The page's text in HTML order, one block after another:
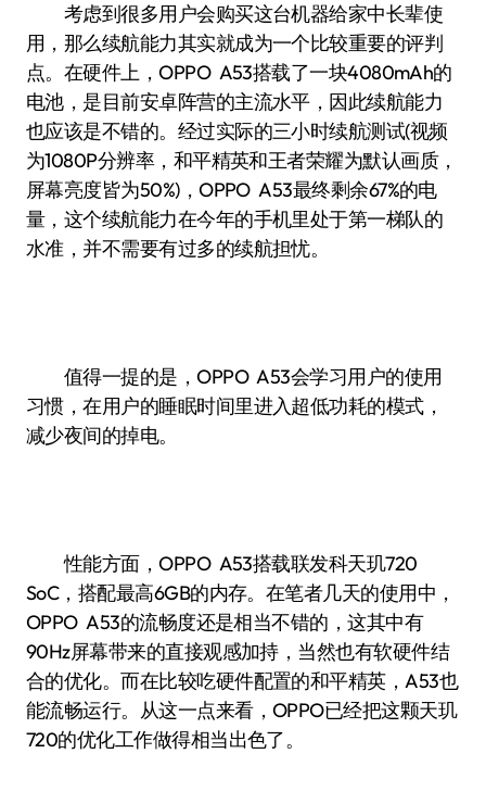
考虑到很多用户会购买这台机器给家中长辈使
用，那么续航能力其实就成为一个比较重要的评判
点。在硬件上，OPPO A53搭载了一块4080mAh的
电池，是目前安卓阵营的主流水平，因此续航能力
也应该是不错的。经过实际的三小时续航测试(视频
为1080P分辨率，和平精英和王者荣耀为默认画质，
屏幕亮度皆为50%)，OPPO A53最终剩余67%的电
量，这个续航能力在今年的手机里处于第一梯队的
水准，并不需要有过多的续航担忧。
值得一提的是，OPPO A53会学习用户的使用
习惯，在用户的睡眠时间里进入超低功耗的模式，
减少夜间的掉电。
性能方面，OPPO A53搭载联发科天玑720
SoC，搭配最高6GB的内存。在笔者几天的使用中，
OPPO A53的流畅度还是相当不错的，这其中有
90Hz屏幕带来的直接观感加持，当然也有软硬件结
合的优化。而在比较吃硬件配置的和平精英，A53也
能流畅运行。从这一点来看，OPPO已经把这颗天玑
720的优化工作做得相当出色了。